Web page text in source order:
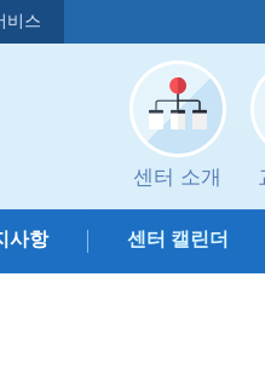
비스
센터 소개
사항 센터 캘린더